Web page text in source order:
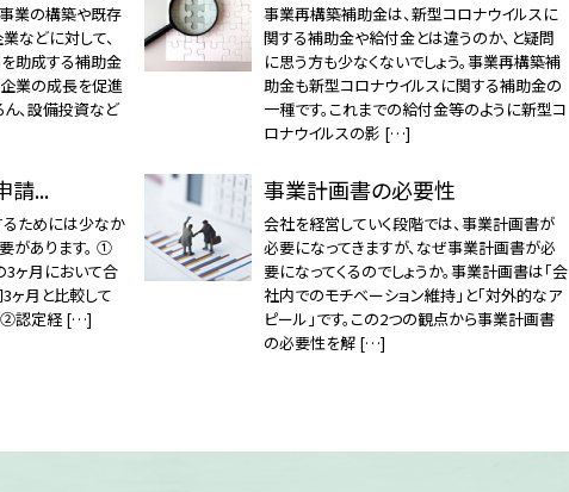
業の構築や既存
などに対して、
助成する補助金
企業の成長を促進
、設備投資など
事業再構築補助金は、新型コロナウイルスに
関する補助金や給付金とは違うのか、と疑問
に思う方も少なくないでしょう。事業再構築補
助金も新型コロナウイルスに関する補助金の
一種です。これまでの給付金等のように新型コ
ロナウイルスの影 […]
請...
ためには少なか
があります。 ①
3ヶ月において合
ヶ月と比較して
②認定経 […]
事業計画書の必要性
会社を経営していく段階では、事業計画書が
必要になってきますが、なぜ事業計画書が必
要になってくるのでしょうか。事業計画書は「会
社内でのモチベーション維持」と「対外的なア
ピール」です。この2つの観点から事業計画書
の必要性を解 […]